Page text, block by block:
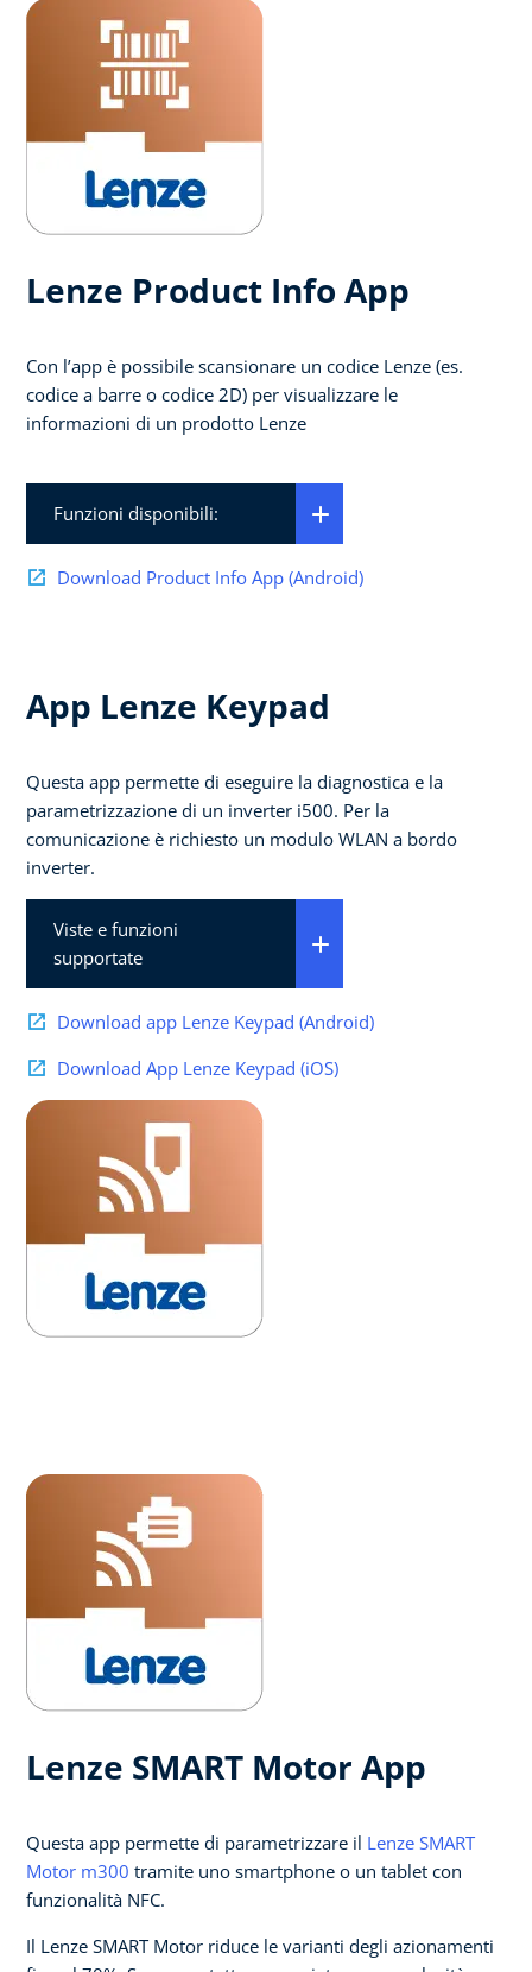
Lenze Product Info App
Con l’app è possibile scansionare un codice Lenze (es.
codice a barre o codice 2D) per visualizzare le
informazioni di un prodotto Lenze
Funzioni disponibili:
Download Product Info App (Android)
App Lenze Keypad
Questa app permette di eseguire la diagnostica e la
parametrizzazione di un inverter i500. Per la
comunicazione è richiesto un modulo WLAN a bordo
inverter.
Viste e funzioni
supportate
Download app Lenze Keypad (Android)
Download App Lenze Keypad (iOS)
Lenze SMART Motor App
Questa app permette di parametrizzare il Lenze SMART
Motor m300 tramite uno smartphone o un tablet con
funzionalità NFC.
Il Lenze SMART Motor riduce le varianti degli azionamenti